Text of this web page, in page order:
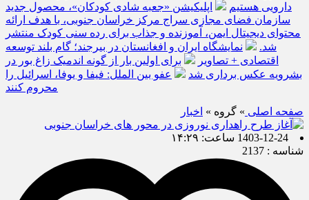
دارویی هستیم
اپلیکیشن «جعبه شادی کودکان»، محصول جدید
سازمان فضای مجازی سراج مرکز خراسان جنوبی، با هدف ارائه
محتوای دیجیتال ایمن، آموزنده و جذاب برای رده سنی کودک منتشر
شد.
نمایشگاه ایران و افغانستان در بیرجند؛ گام بلند توسعه
اقتصادی + تصاویر
برای اولین بار از گونه اندمیک زاغ بور در
بشرویه عکس برداری شد
عفو بین الملل: فیفا و یوفا، اسرائیل را
محروم کنند
صفحه اصلی » گروه » اخبار
1403-12-24 ساعت: ۱۴:۲۹
شناسه : 2137